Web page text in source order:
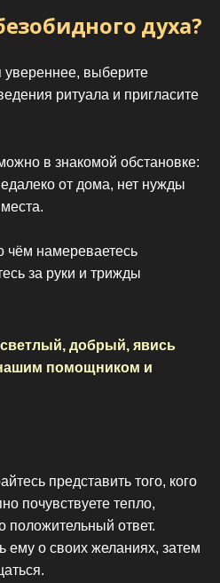
духа?
увереннее, выберите
ритуала и пригласите
в знакомой обстановке:
от дома, нет нужды
чём намереваетесь
за руки и трижды
добрый, явись
помощником и
представить того, кого
почувствуете тепло,
положительный ответ.
ему о своих желаниях, затем